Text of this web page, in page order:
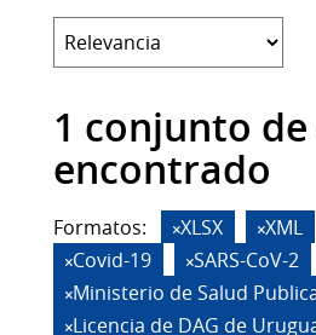
1 conjunto
encontrado
Formatos: XLSX XML
Covid-19
SARS-CoV-2
Ministerio de Salud
Licencia de DAG de